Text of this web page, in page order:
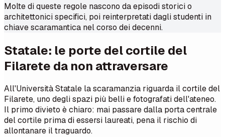
Molte di queste regole nascono da episodi storici o
architettonici specifici, poi reinterpretati dagli studenti in
chiave scaramantica nel corso dei decenni.
Statale: le porte del cortile del
Filarete da non attraversare
All'Università Statale la scaramanzia riguarda il cortile del
Filarete, uno degli spazi più belli e fotografati dell'ateneo.
Il primo divieto è chiaro: mai passare dalla porta centrale
del cortile prima di essersi laureati, pena il rischio di
allontanare il traguardo.